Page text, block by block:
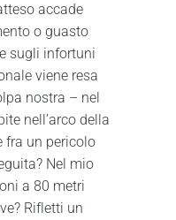
accade
o guasto
sugli infortuni
viene resa
nostra – nel
nell’arco della
fra un pericolo
Nel mio
a 80 metri
Rifletti un